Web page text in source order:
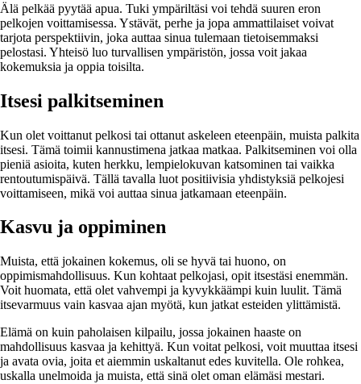
Älä pelkää pyytää apua. Tuki ympäriltäsi voi tehdä suuren eron
pelkojen voittamisessa. Ystävät, perhe ja jopa ammattilaiset voivat
tarjota perspektiivin, joka auttaa sinua tulemaan tietoisemmaksi
pelostasi. Yhteisö luo turvallisen ympäristön, jossa voit jakaa
kokemuksia ja oppia toisilta.
Itsesi palkitseminen
Kun olet voittanut pelkosi tai ottanut askeleen eteenpäin, muista palkita
itsesi. Tämä toimii kannustimena jatkaa matkaa. Palkitseminen voi olla
pieniä asioita, kuten herkku, lempielokuvan katsominen tai vaikka
rentoutumispäivä. Tällä tavalla luot positiivisia yhdistyksiä pelkojesi
voittamiseen, mikä voi auttaa sinua jatkamaan eteenpäin.
Kasvu ja oppiminen
Muista, että jokainen kokemus, oli se hyvä tai huono, on
oppimismahdollisuus. Kun kohtaat pelkojasi, opit itsestäsi enemmän.
Voit huomata, että olet vahvempi ja kyvykkäämpi kuin luulit. Tämä
itsevarmuus vain kasvaa ajan myötä, kun jatkat esteiden ylittämistä.
Elämä on kuin paholaisen kilpailu, jossa jokainen haaste on
mahdollisuus kasvaa ja kehittyä. Kun voitat pelkosi, voit muuttaa itsesi
ja avata ovia, joita et aiemmin uskaltanut edes kuvitella. Ole rohkea,
uskalla unelmoida ja muista, että sinä olet oman elämäsi mestari.